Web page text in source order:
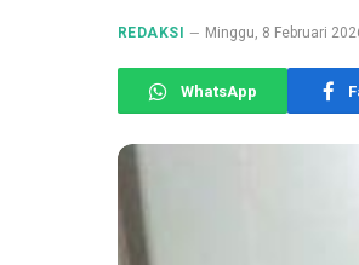
REDAKSI Minggu, 8 Februari
WhatsApp